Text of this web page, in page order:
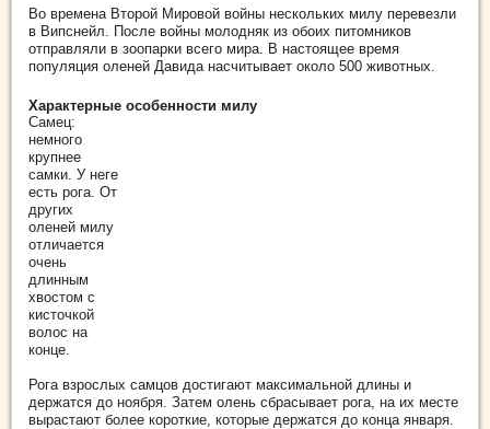
Во времена Второй Мировой войны нескольких милу перевезли
в Випснейл. После войны молодняк из обоих питомников
отправляли в зоопарки всего мира. В настоящее время
популяция оленей Давида насчитывает около 500 животных.
Характерные особенности милу
Самец:
немного
крупнее
самки. У неге
есть рога. От
других
оленей милу
отличается
очень
длинным
хвостом с
кисточкой
волос на
конце.
Рога взрослых самцов достигают максимальной длины и
держатся до ноября. Затем олень сбрасывает рога, на их месте
вырастают более короткие, которые держатся до конца января.